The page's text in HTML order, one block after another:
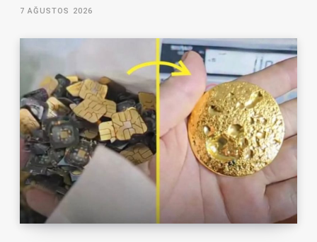
7 AĞUSTOS 2026